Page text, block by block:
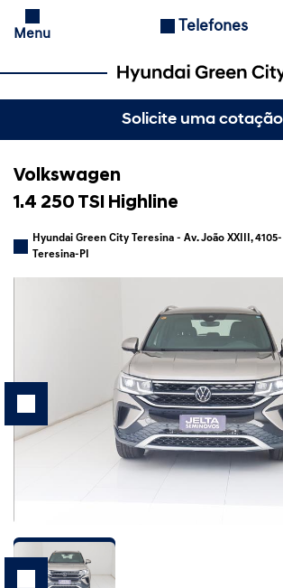
Menu Telefones
Solicite uma cotação
Volkswagen
1.4 250 TSI Highline
Hyundai Green City Teresina - Av. João XXIII,
Teresina-PI